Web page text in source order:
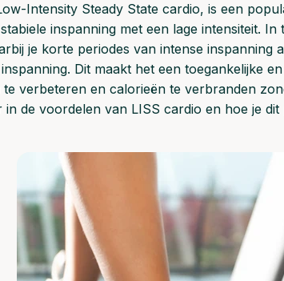
Intensity Steady State cardio, is een
inspanning met een lage intensiteit.
je korte periodes van intense inspanning
Dit maakt het een toegankelijke
verbeteren en calorieën te verbranden
in de voordelen van LISS cardio en hoe je